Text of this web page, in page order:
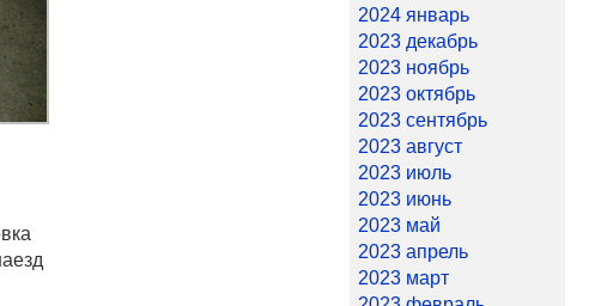
2024 январь
2023 декабрь
2023 ноябрь
2023 октябрь
2023 сентябрь
2023 август
2023 июль
2023 июнь
2023 май
2023 апрель
2023 март